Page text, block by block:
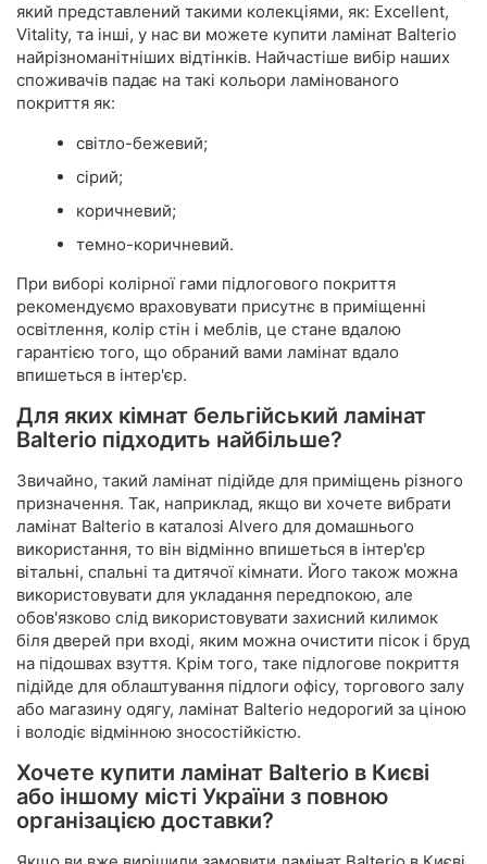
який представлений такими колекціями, як: Excellent,
Vitality, та інші, у нас ви можете купити ламінат Balterio
найрізноманітніших відтінків. Найчастіше вибір наших
споживачів падає на такі кольори ламінованого
покриття як:
світло-бежевий;
сірий;
коричневий;
темно-коричневий.
При виборі колірної гами підлогового покриття
рекомендуємо враховувати присутнє в приміщенні
освітлення, колір стін і меблів, це стане вдалою
гарантією того, що обраний вами ламінат вдало
впишеться в інтер'єр.
Для яких кімнат бельгійський ламінат
Balterio підходить найбільше?
Звичайно, такий ламінат підійде для приміщень різного
призначення. Так, наприклад, якщо ви хочете вибрати
ламінат Balterio в каталозі Alvero для домашнього
використання, то він відмінно впишеться в інтер'єр
вітальні, спальні та дитячої кімнати. Його також можна
використовувати для укладання передпокою, але
обов'язково слід використовувати захисний килимок
біля дверей при вході, яким можна очистити пісок і бруд
на підошвах взуття. Крім того, таке підлогове покриття
підійде для облаштування підлоги офісу, торгового залу
або магазину одягу, ламінат Balterio недорогий за ціною
і володіє відмінною зносостійкістю.
Хочете купити ламінат Balterio в Києві
або іншому місті України з повною
організацією доставки?